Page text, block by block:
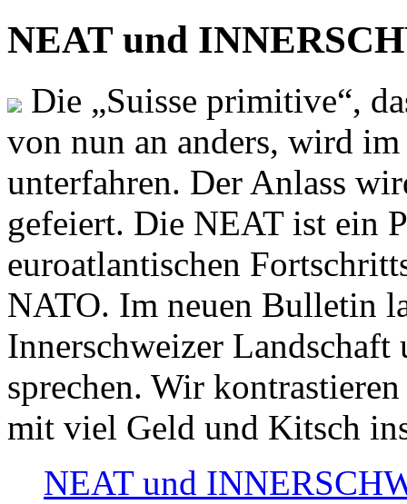
NEAT und
Die „Suisse primitive“,
von nun an anders, wird
unterfahren. Der Anlass
gefeiert. Die NEAT ist ein
euroatlantischen
NATO. Im neuen Bulletin
Innerschweizer
sprechen. Wir
mit viel Geld und Kitsch
NEAT und